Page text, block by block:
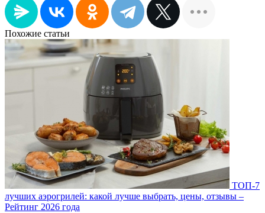
Похожие статьи
ТОП-7
лучших аэрогрилей: какой лучше выбрать, цены, отзывы –
Рейтинг 2026 года